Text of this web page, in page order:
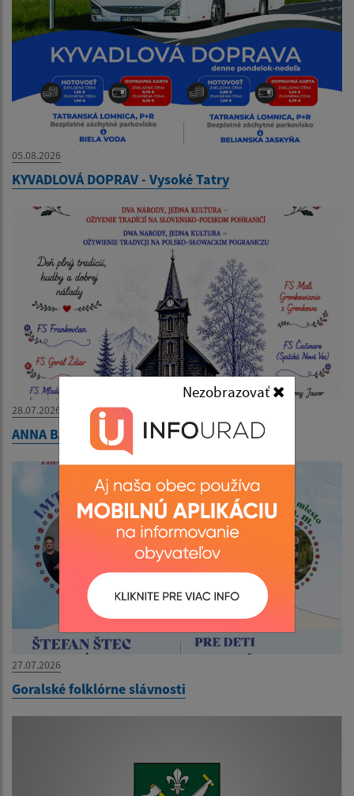
05.08.2026
KYVADLOVÁ DOPRAV - Vysoké Tatry
28.07.2026
ANNA BÁL JAVORINA 02.08.2026
27.07.2026
Goralské folklórne slávnosti
Nezobrazovať